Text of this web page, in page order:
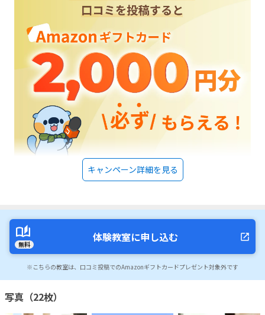
キャンペーン詳細を見る
無料
体験教室に申し込む
※こちらの教室は、口コミ投稿でのAmazonギフトカードプレゼント対象外です
写真（22枚）